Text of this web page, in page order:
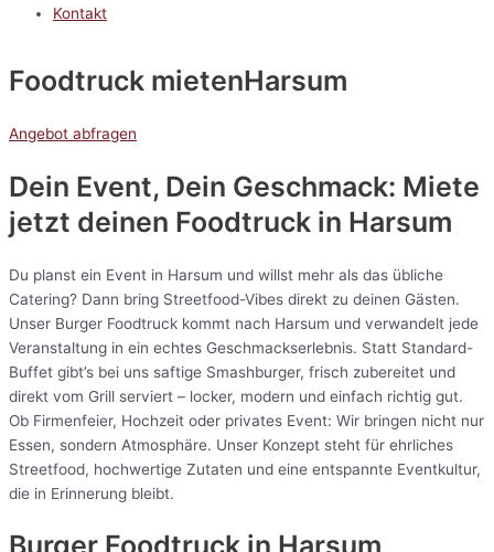
Kontakt
Foodtruck mietenHarsum
Angebot abfragen
Dein Event, Dein Geschmack: Miete
jetzt deinen Foodtruck in Harsum
Du planst ein Event in Harsum und willst mehr als das übliche
Catering? Dann bring Streetfood-Vibes direkt zu deinen Gästen.
Unser Burger Foodtruck kommt nach Harsum und verwandelt jede
Veranstaltung in ein echtes Geschmackserlebnis. Statt Standard-
Buffet gibt’s bei uns saftige Smashburger, frisch zubereitet und
direkt vom Grill serviert – locker, modern und einfach richtig gut.
Ob Firmenfeier, Hochzeit oder privates Event: Wir bringen nicht nur
Essen, sondern Atmosphäre. Unser Konzept steht für ehrliches
Streetfood, hochwertige Zutaten und eine entspannte Eventkultur,
die in Erinnerung bleibt.